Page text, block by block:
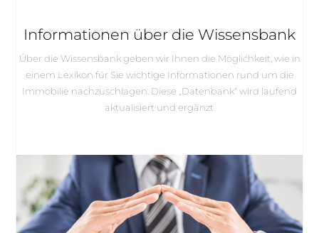
Informationen über die Wissensbank
Über die Wissensbank geben wir Ihnen die Möglichkeit, wie in
einem Lexikon für Sie wichtige Informationen rund um die
Immobilie nachzuschlagen. Diese „Datenbank“ wird laufend
aktualisiert und ergänzt.